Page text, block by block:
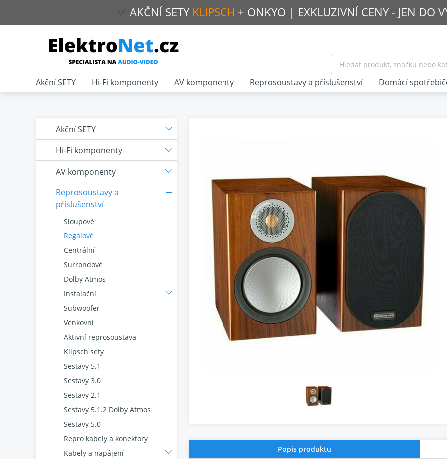
✅ AKČNÍ SETY KLIPSCH + ONKYO | EXKLUZIVNÍ CENY - JEN DO
Popis produktu
Akční SETY
Hi-Fi komponenty
AV komponenty
Reprosoustavy a
příslušenství
Sloupové
Regálové
Centrální
Surrondové
Dolby Atmos
Instalační
Subwoofer
Venkovní
Aktivní reprosoustava
Klipsch sety
Sestavy 5.1
Sestavy 3.0
Sestavy 2.1
Sestavy 5.1.2 Dolby Atmos
Sestavy 5.0
Repro kabely a konektory
Kabely a napájení
Akční SETY Hi-Fi komponenty AV komponenty Reprosoustavy a příslušenství Domácí